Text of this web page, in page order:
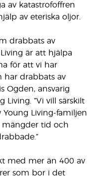
av katastrofoffren
av eteriska oljor.
drabbats av
är att hjälpa
för att vi har
har drabbats av
Ogden, ansvarig
Living. ”Vi vill särskilt
Living-familjen
mängder tid och
med mer än 400 av
som bor i det